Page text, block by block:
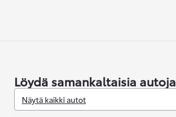
Löydä samankaltaisia autoja
Näytä kaikki autot